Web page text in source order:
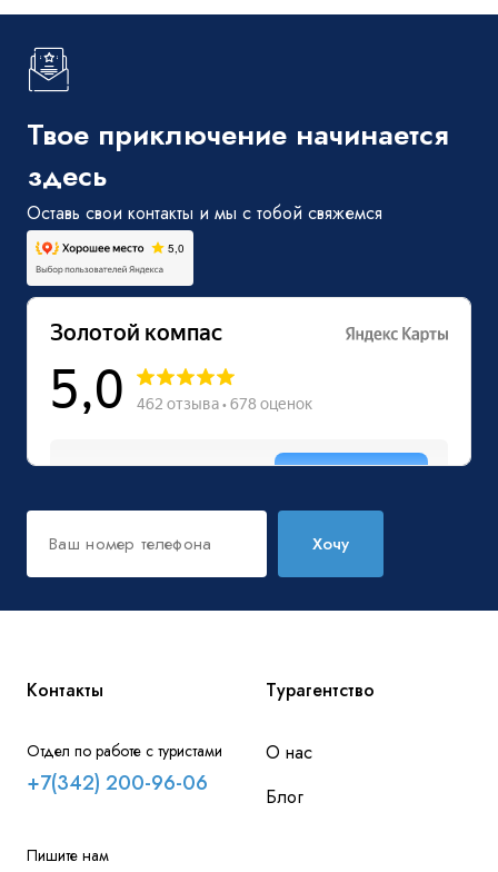
Твое приключение начинается
здесь
Оставь свои контакты и мы с тобой свяжемся
Хочу
Контакты
Отдел по работе с туристами
+7(342) 200-96-06
Пишите нам
Турагентство
О нас
Блог